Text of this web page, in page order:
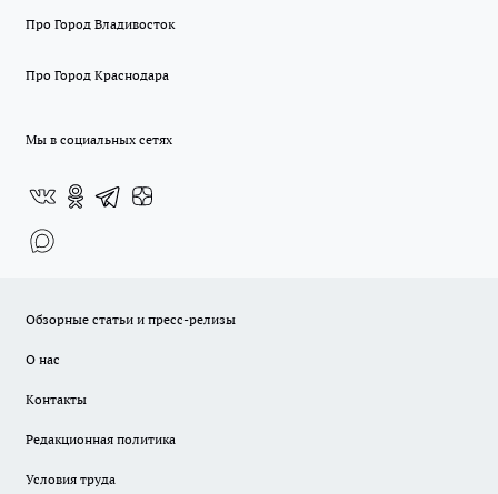
Про Город Владивосток
Про Город Краснодара
Мы в социальных сетях
Обзорные статьи и пресс-релизы
О нас
Контакты
Редакционная политика
Условия труда